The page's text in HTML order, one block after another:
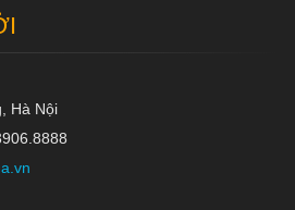
Hà Nội